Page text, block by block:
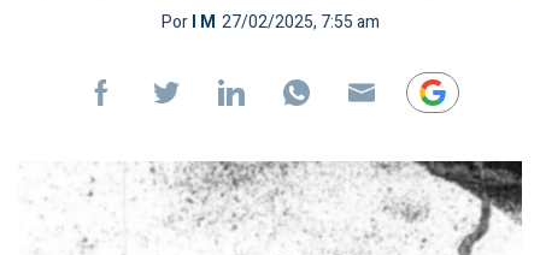
PorI M 27/02/2025, 7:55 am